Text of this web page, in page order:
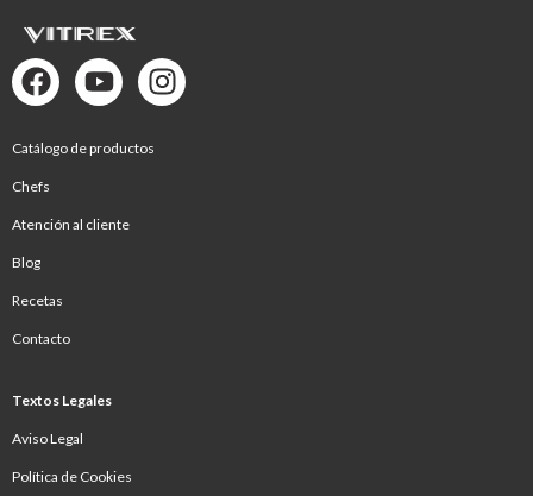
Catálogo de productos
Chefs
Atención al cliente
Blog
Recetas
Contacto
Textos Legales
Aviso Legal
Política de Cookies